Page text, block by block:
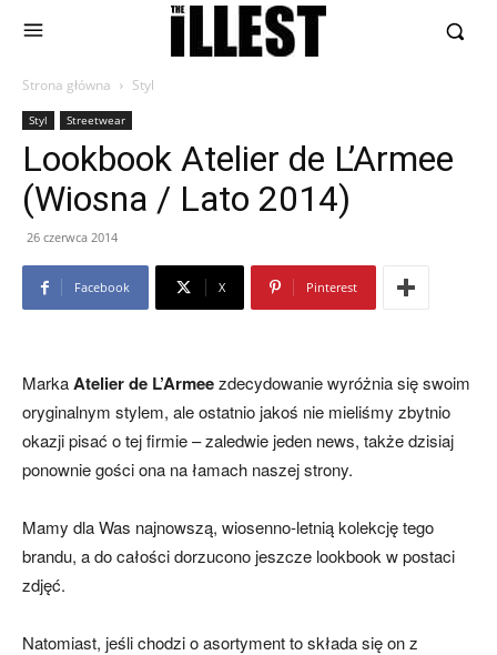
Strona główna Styl
Styl Streetwear
Lookbook Atelier de L’Armee
(Wiosna / Lato 2014)
26 czerwca 2014
Facebook X Pinterest
MarkaAtelier de L’Armeezdecydowanie wyróżnia się swoim
oryginalnym stylem, ale ostatnio jakoś nie mieliśmy zbytnio
okazji pisać o tej firmie – zaledwie jeden news, także dzisiaj
ponownie gości ona na łamach naszej strony.
Mamy dla Was najnowszą, wiosenno-letnią kolekcję tego
brandu, a do całości dorzucono jeszcze lookbook w postaci
zdjęć.
Natomiast, jeśli chodzi o asortyment to składa się on z